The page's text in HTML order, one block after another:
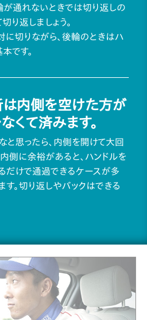
が通れないときでは切り返しの
り返しましょう。
切りながら、後輪のときはハ
です。
内側を空けた方が
くて済みます。
思ったら、内側を開けて大回
側に余裕があると、ハンドルを
だけで通過できるケースが多
す。切り返しやバックはできる